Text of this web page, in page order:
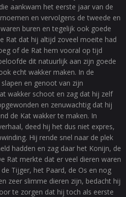
aankwam het eerste jaar van de
en vervolgens de tweede en
buren en tegelijk ook goede
Rat dat hij altijd zoveel moeite had
of de Rat hem vooral op tijd
dit natuurlijk aan zijn goede
echt wakker maken. In de
en genoot van zijn
wakker schoot en zag dat hij zelf
en zenuwachtig dat hij
de Kat wakker te maken. In
deed hij het dus niet expres,
Hij rende snel naar de plek
hadden en zag daar het Konijn, de
Rat merkte dat er veel dieren waren
Tijger, het Paard, de Os en nog
zeer slimme dieren zijn, bedacht hij
te zorgen dat hij toch als eerste